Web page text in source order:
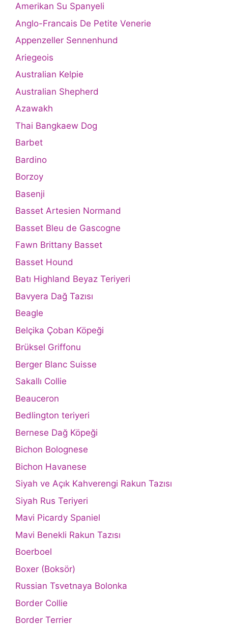
Amerikan Su Spanyeli
Anglo-Francais De Petite Venerie
Appenzeller Sennenhund
Ariegeois
Australian Kelpie
Australian Shepherd
Azawakh
Thai Bangkaew Dog
Barbet
Bardino
Borzoy
Basenji
Basset Artesien Normand
Basset Bleu de Gascogne
Fawn Brittany Basset
Basset Hound
Batı Highland Beyaz Teriyeri
Bavyera Dağ Tazısı
Beagle
Belçika Çoban Köpeği
Brüksel Griffonu
Berger Blanc Suisse
Sakallı Collie
Beauceron
Bedlington teriyeri
Bernese Dağ Köpeği
Bichon Bolognese
Bichon Havanese
Siyah ve Açık Kahverengi Rakun Tazısı
Siyah Rus Teriyeri
Mavi Picardy Spaniel
Mavi Benekli Rakun Tazısı
Boerboel
Boxer (Boksör)
Russian Tsvetnaya Bolonka
Border Collie
Border Terrier